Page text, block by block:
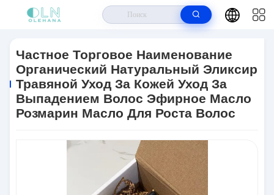
Торговое Наименование Органический Натуральный Эликсир Травяной
Уход За Кожей Уход За Выпадением Волос Эфирное Масло Розмарин
Масло Для Роста Волос
Частное Торговое Наименование
Органический Натуральный Эликсир
Травяной Уход За Кожей Уход За
Выпадением Волос Эфирное Масло
Розмарин Масло Для Роста Волос